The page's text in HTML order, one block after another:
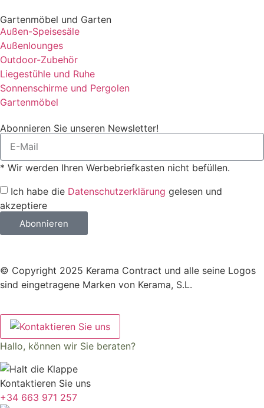
Gartenmöbel und Garten
Außen-Speisesäle
Außenlounges
Outdoor-Zubehör
Liegestühle und Ruhe
Sonnenschirme und Pergolen
Gartenmöbel
Abonnieren Sie unseren Newsletter!
* Wir werden Ihren Werbebriefkasten nicht befüllen.
Ich habe die Datenschutzerklärung gelesen und
akzeptiere
Abonnieren
© Copyright 2025 Kerama Contract und alle seine Logos
sind eingetragene Marken von Kerama, S.L.
Hallo, können wir Sie beraten?
Kontaktieren Sie uns
+34 663 971 257